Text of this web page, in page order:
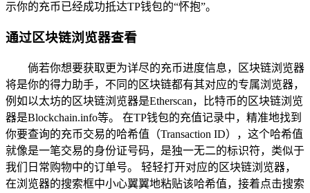
示你的充币已经成功抵达TP钱包的“怀抱”。
通过区块链浏览器查看
倘若你想要获取更为详尽的充币进度信息，区块链浏览器
将是你的得力助手，不同的区块链都有其对应的专属浏览器，
例如以太坊的区块链浏览器是Etherscan，比特币的区块链浏览
器是Blockchain.info等。 在TP钱包的充值记录中，精准地找到
你要查询的充币交易的哈希值（Transaction ID），这个哈希值
就像是一笔交易的身份证号码，是独一无二的标识符，类似于
我们日常购物中的订单号。 轻轻打开对应的区块链浏览器，
在浏览器的搜索框中小心翼翼地粘贴该哈希值，接着点击搜索